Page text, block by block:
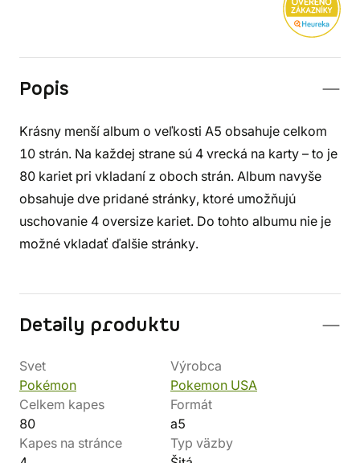
Popis
Krásny menší album o veľkosti A5 obsahuje celkom
10 strán. Na každej strane sú 4 vrecká na karty – to je
80 kariet pri vkladaní z oboch strán. Album navyše
obsahuje dve pridané stránky, ktoré umožňujú
uschovanie 4 oversize kariet. Do tohto albumu nie je
možné vkladať ďalšie stránky.
Detaily produktu
Svet
Pokémon
Výrobca
Pokemon USA
Celkem kapes
80
Formát
a5
Kapes na stránce
Typ väzby